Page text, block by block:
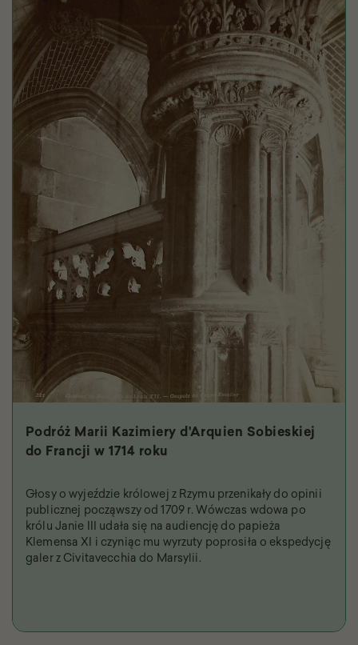
Podróż Marii Kazimiery d'Arquien Sobieskiej
do Francji w 1714 roku
Głosy o wyjeździe królowej z Rzymu przenikały do opinii
publicznej począwszy od 1709 r. Wówczas wdowa po
królu Janie III udała się na audiencję do papieża
Klemensa XI i czyniąc mu wyrzuty poprosiła o ekspedycję
galer z Civitavecchia do Marsylii.